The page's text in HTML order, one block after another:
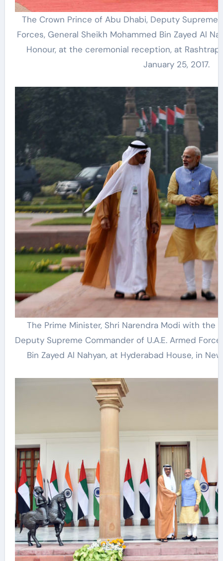
The Crown Prince of Abu Dhabi, Deputy Supreme
Forces, General Sheikh Mohammed Bin Zayed Al
Honour, at the ceremonial reception, at
January 25, 2017.
The Prime Minister, Shri Narendra Modi with the
Deputy Supreme Commander of U.A.E. Armed
Bin Zayed Al Nahyan, at Hyderabad House, in